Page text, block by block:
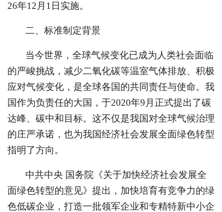
26年12月1日实施。
二、标准制定背景
当今世界，全球气候变化已成为人类社会面临
的严峻挑战，减少二氧化碳等温室气体排放、积极
应对气候变化，是全球各国的共同责任与使命。我
国作为负责任的大国，于2020年9月正式提出了碳
达峰、碳中和目标。这不仅是我国对全球气候治理
的庄严承诺，也为我国经济社会发展全面绿色转型
指明了方向。
中共中央 国务院《关于加快经济社会发展全
面绿色转型的意见》提出，加快培育有竞争力的绿
色低碳企业，打造一批领军企业和专精特新中小企